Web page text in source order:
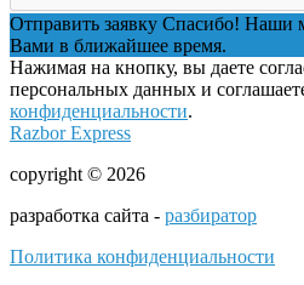
Отправить заявку Спасибо! Наши
Вами в ближайшее время.
Нажимая на кнопку, вы даете
персональных данных и
конфиденциальности.
Razbor Express
copyright © 2026
разработка сайта - разбиратор
Политика конфиденциальности